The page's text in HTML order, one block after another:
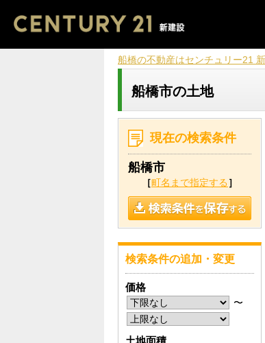
船橋の不動産はセンチュリー21
船橋市の土地
現在の検索条件
船橋市
［町名まで指定する ］
検索条件の追加・変更
価格
〜
土地面積